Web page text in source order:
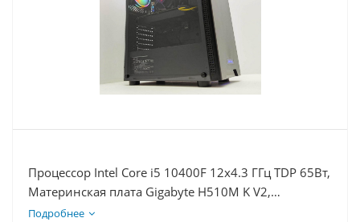
Процессор Intel Core i5 10400F 12x4.3 ГГц TDP 65Вт,
Материнская плата Gigabyte H510M K V2,
Видеокарта RX 6750XT 12Гб, Память DDR4 32Gb,
Подробнее